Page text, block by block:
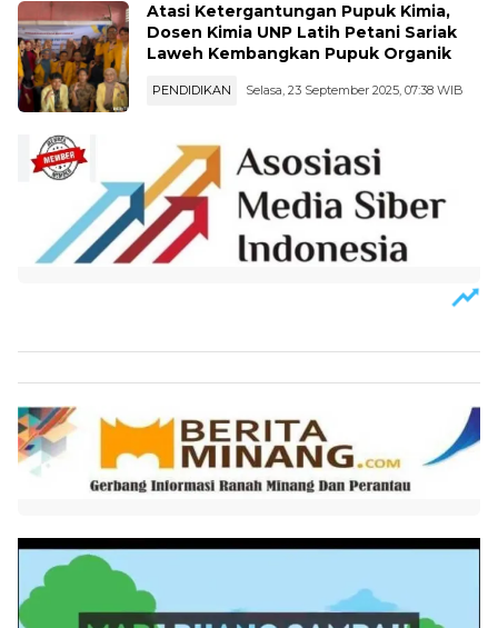
Atasi Ketergantungan Pupuk Kimia,
Dosen Kimia UNP Latih Petani Sariak
Laweh Kembangkan Pupuk Organik
PENDIDIKAN Selasa, 23 September 2025, 07:38 WIB